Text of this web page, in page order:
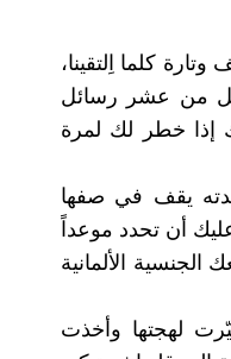
كلما اِلتقينا،
من عشر رسائل
إذا خطر لك لمرة
يقف في صفها
أن تحدد موعداً
الألمانية
لهجتها وأخذت